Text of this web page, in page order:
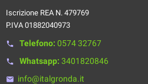
Iscrizione REA N. 479769
P.IVA 01882040973
phone Telefono: 0574 32767
phone Whatsapp: 3401820846
email info@italgronda.it